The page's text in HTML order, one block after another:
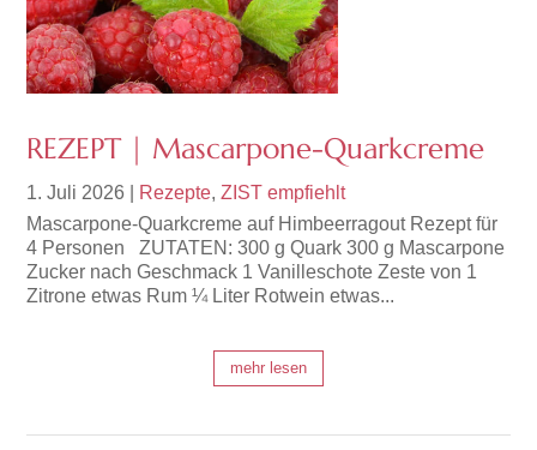
REZEPT | Mascarpone-Quarkcreme
1. Juli 2026 Rezepte,ZIST empfiehlt
Mascarpone-Quarkcreme auf Himbeerragout Rezept für
4 Personen ZUTATEN: 300 g Quark 300 g Mascarpone
Zucker nach Geschmack 1 Vanilleschote Zeste von 1
Zitrone etwas Rum ¼ Liter Rotwein etwas...
mehr lesen